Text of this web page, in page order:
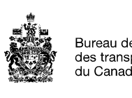
Sélection
de
la
langue